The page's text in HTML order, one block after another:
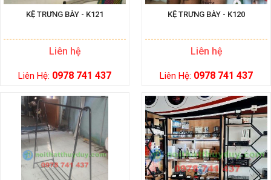
KỆ TRƯNG BÀY - K121
Liên hệ
Liên Hệ: 0978 741 437
KỆ TRƯNG BÀY - K120
Liên hệ
Liên Hệ: 0978 741 437